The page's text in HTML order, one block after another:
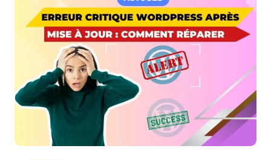
CONTENUS
DE
VOTRE
SITE